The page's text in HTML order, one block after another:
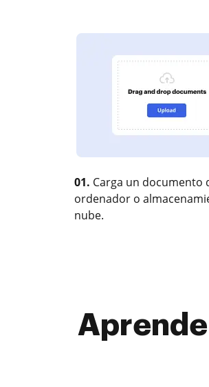
01. Carga un documento
ordenador o
nube.